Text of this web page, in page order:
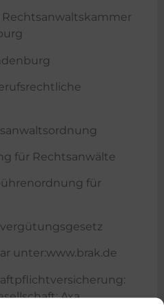
für Rechtsanwälte
für
unter:www.brak.de
Axa